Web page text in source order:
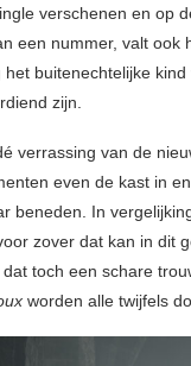
verschenen en op
een nummer, valt
buitenechtelijke kind
zijn.
verrassing van de
even de kast in
beneden. In
zover dat kan in dit
toch een schare
worden alle twijfels